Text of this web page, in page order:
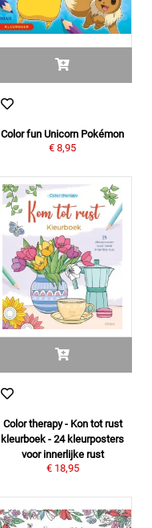
Color fun Unicorn Pokémon
€ 8,95
Color therapy - Kon tot rust
kleurboek - 24 kleurposters
voor innerlijke rust
€ 18,95